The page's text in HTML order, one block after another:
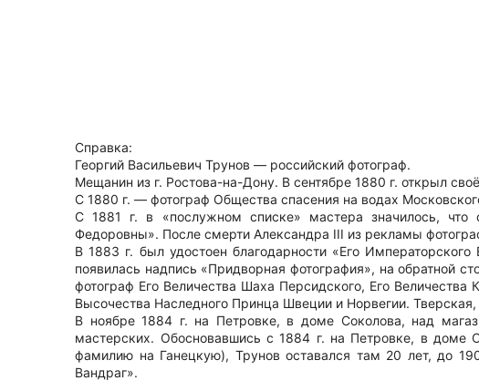
Справка:
Георгий Васильевич Трунов — российский фотограф.
Мещанин из г. Ростова-на-Дону. В сентябре 1880 г. открыл
С 1880 г. — фотограф Общества спасения на водах
С 1881 г. в «послужном списке» мастера значилось, что
Федоровны». После смерти Александра III из рекламы
В 1883 г. был удостоен благодарности «Его
появилась надпись «Придворная фотография», на обратной
фотограф Его Величества Шаха Персидского, Его Величества
Высочества Наследного Принца Швеции и Норвегии.
В ноябре 1884 г. на Петровке, в доме Соколова, над
мастерских. Обосновавшись с 1884 г. на Петровке, в
фамилию на Ганецкую), Трунов оставался там 20 лет, до
Вандраг».